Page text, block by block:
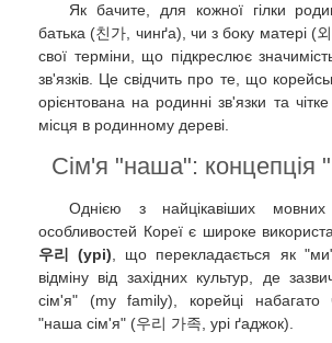
Як бачите, для кожної гілки
батька (친가, чинґа), чи з боку матері (
свої терміни, що підкреслює
зв'язків. Це свідчить про те, що
орієнтована на родинні зв'язки та
місця в родинному дереві.
Сім'я "наша": концепція
Однією з найцікавіших мовних
особливостей Кореї є широке
우리 (урі) , що перекладається як
відміну від західних культур, де
сім'я" (my family), корейці набагато
"наша сім'я" (우리 가족, урі ґаджок).